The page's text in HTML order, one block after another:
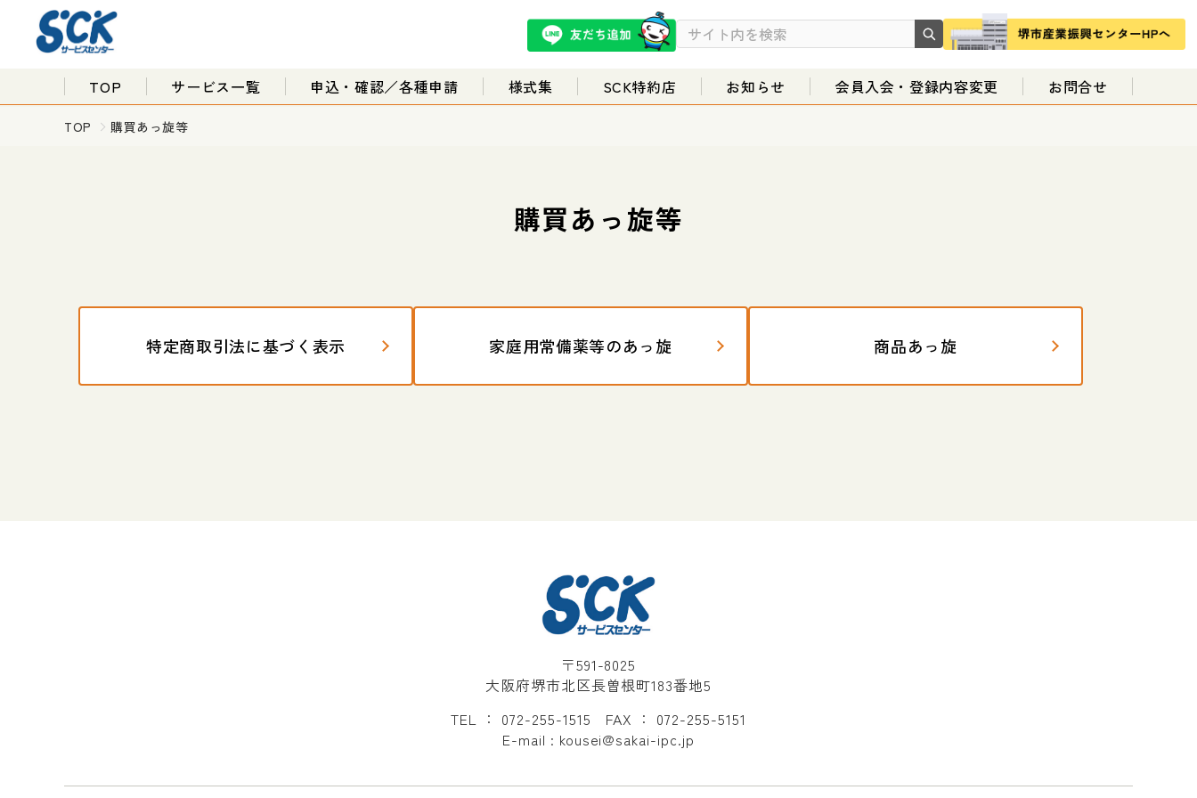
TOP サービス一覧 申込・確認／各種申請 様式集 SCK特約店 お知らせ 会員入会・登録内容変更 お問合せ
TOP 購買あっ旋等
購買あっ旋等
特定商取引法に基づく表示 家庭用常備薬等のあっ旋 商品あっ旋
〒591-8025
大阪府堺市北区長曽根町183番地5
TEL ： 072-255-1515 FAX ： 072-255-5151
E-mail : kousei@sakai-ipc.jp